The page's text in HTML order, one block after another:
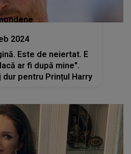
2024
Este de neiertat. E
ar fi după mine".
dur pentru Prințul Harry